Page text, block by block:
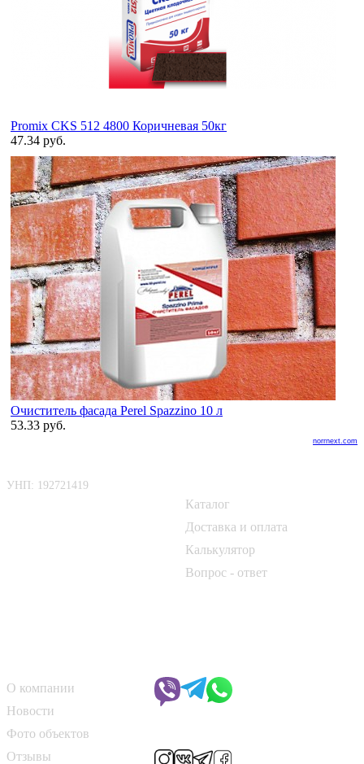
Promix CKS 512 4800 Коричневая 50кг
47.34 руб.
Очиститель фасада Perel Spazzino 10 л
53.33 руб.
norrnext.com
УНП: 192721419
Каталог
Доставка и оплата
Калькулятор
Вопрос - ответ
О компании
Новости
Фото объектов
Отзывы